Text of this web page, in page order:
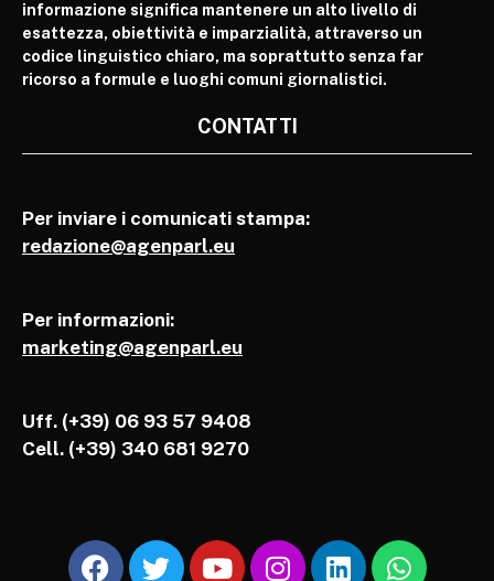
informazione significa mantenere un alto livello di
esattezza, obiettività e imparzialità, attraverso un
codice linguistico chiaro, ma soprattutto senza far
ricorso a formule e luoghi comuni giornalistici.
CONTATTI
Per inviare i comunicati stampa:
redazione@agenparl.eu
Per informazioni:
marketing@agenparl.eu
Uff. (+39) 06 93 57 9408
Cell. (+39) 340 681 9270